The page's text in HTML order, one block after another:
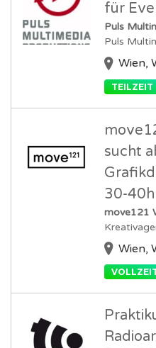
für
Puls
Puls
Wien,
TEILZEIT
sucht
30-40h
move121
Wien,